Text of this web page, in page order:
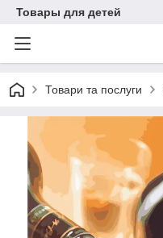
Товары для детей
Товари та послуги